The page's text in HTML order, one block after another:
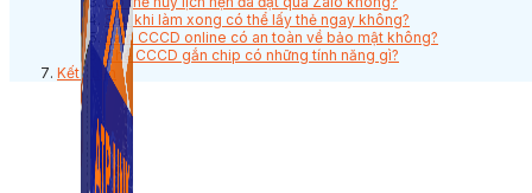
Sau khi làm xong có thể lấy thẻ ngay không?
Làm CCCD online có an toàn về bảo mật không?
Thẻ CCCD gắn chip có những tính năng gì?
Kết Luận